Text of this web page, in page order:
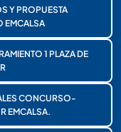
Y PROPUESTA
EMCALSA
1 PLAZA DE
CONCURSO-
EMCALSA.